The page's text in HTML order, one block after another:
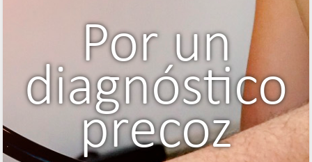
Por un
diagnóstico
precoz